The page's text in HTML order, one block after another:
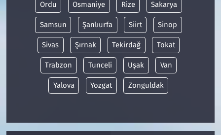
Ordu Osmaniye Rize Sakarya
Samsun Şanlıurfa Siirt Sinop
Sivas Şırnak Tekirdağ Tokat
Trabzon Tunceli Uşak Van
Yalova Yozgat Zonguldak